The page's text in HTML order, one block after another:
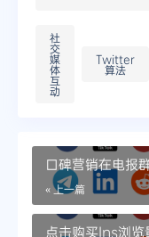
社
交
媒
体
互
动
Twitter
算法
口碑营销在电报
« 上一篇
点击购买Ins浏